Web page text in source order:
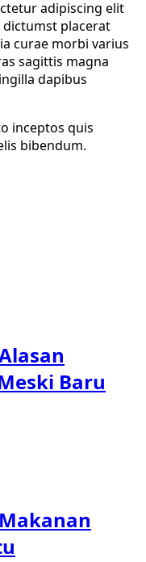
adipiscing elit
placerat
curae morbi varius
sagittis magna
dapibus
inceptos quis
bibendum.
Baru